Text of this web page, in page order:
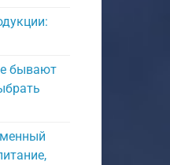
бывают